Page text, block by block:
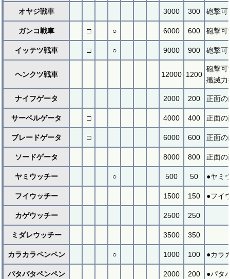
オヤジ戦車 3000 300 砲撃可
ガンコ戦車 □ ○ 6000 600 砲撃可
イッテツ戦車 □ ○ 9000 900 砲撃可
ヘンクツ戦車 12000 1200
砲撃可
殲滅力
ナイフゲータ 2000 200 正面の
サーベルゲータ □ 4000 400 正面の
ブレードゲータ □ 6000 600 正面の
ソードゲータ 8000 800 正面の
ヤミウッチー ○ 500 50 ●ヤミ
フイウッチー 1500 150 ●フイ
カゲウッチー 2500 250
ミダレウッチー 3500 350
カラカラペンペン ○ 1000 100 ●カラ
パタパタペンペン 2000 200 ●パタ